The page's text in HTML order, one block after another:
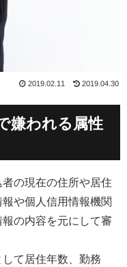
2019.02.11 2019.04.30
嫌われる属性
の現在の住所や居住
や個人信用情報機関
の内容を元にして審
て居住年数、勤務